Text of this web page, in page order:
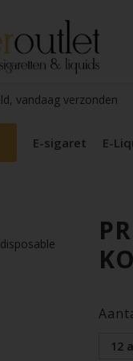
vandaag verzonden
E-sigaret E-